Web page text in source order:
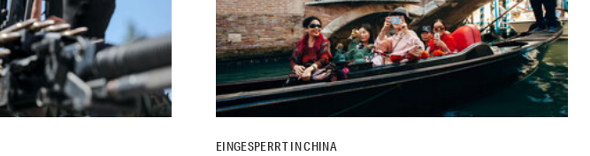
EINGESPERRT IN CHINA